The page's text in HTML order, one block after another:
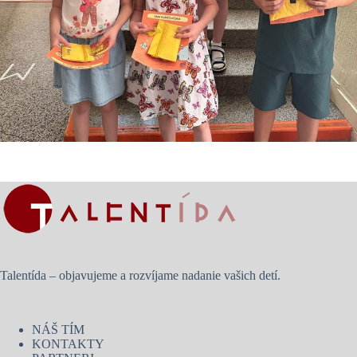
Talentída – objavujeme a rozvíjame nadanie vašich detí.
NÁŠ TÍM
KONTAKTY